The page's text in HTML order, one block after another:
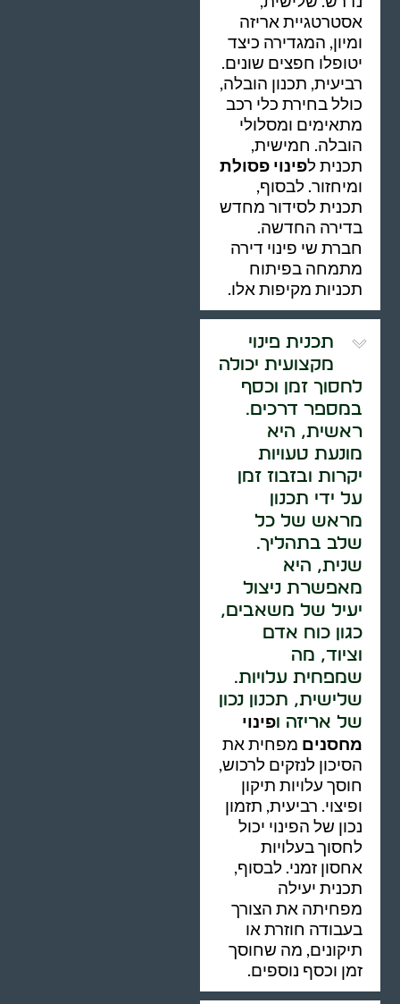
אסטרטגיית אריזה
ומיון, המגדירה כיצד
יטופלו חפצים שונים.
רביעית, תכנון הובלה,
כולל בחירת כלי רכב
מתאימים ומסלולי
הובלה. חמישית,
תכנית לפינוי פסולת
ומיחזור. לבסוף,
תכנית לסידור מחדש
בדירה החדשה.
חברת שי פינוי דירה
מתמחה בפיתוח
תכניות מקיפות אלו.
תכנית פינוי
מקצועית יכולה
לחסוך זמן וכסף
במספר דרכים.
ראשית, היא
מונעת טעויות
יקרות ובזבוז זמן
על ידי תכנון
מראש של כל
שלב בתהליך.
שנית, היא
מאפשרת ניצול
יעיל של משאבים,
כגון כוח אדם
וציוד, מה
שמפחית עלויות.
שלישית, תכנון נכון
של אריזה ופינוי
מחסנים מפחית את
הסיכון לנזקים לרכוש,
חוסך עלויות תיקון
ופיצוי. רביעית, תזמון
נכון של הפינוי יכול
לחסוך בעלויות
אחסון זמני. לבסוף,
תכנית יעילה
מפחיתה את הצורך
בעבודה חוזרת או
תיקונים, מה שחוסך
זמן וכסף נוספים.